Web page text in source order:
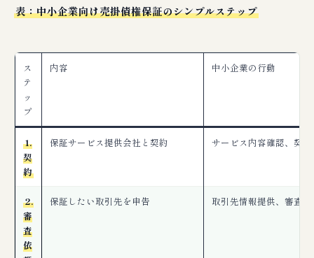
表：中小企業向け売掛債権保証のシンプルステップ
ス
テ
ッ
プ
内容 中小企業の行動
1.
契
約
保証サービス提供会社と契約 サービス内容確認、契
2.
審
査
依
保証したい取引先を申告 取引先情報提供、審査